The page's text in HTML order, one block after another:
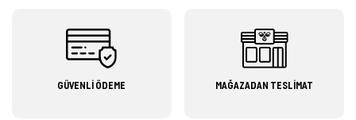
GÜVENLİ ÖDEME MAĞAZADAN TESLİMAT